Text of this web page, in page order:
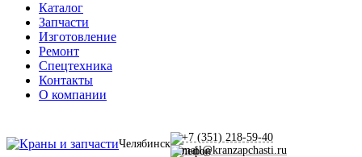
Каталог
Запчасти
Изготовление
Ремонт
Спецтехника
Контакты
О компании
Челябинск
+7 (351) 218-59-40
mail@kranzapchasti.ru